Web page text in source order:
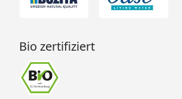
Bio zertifiziert